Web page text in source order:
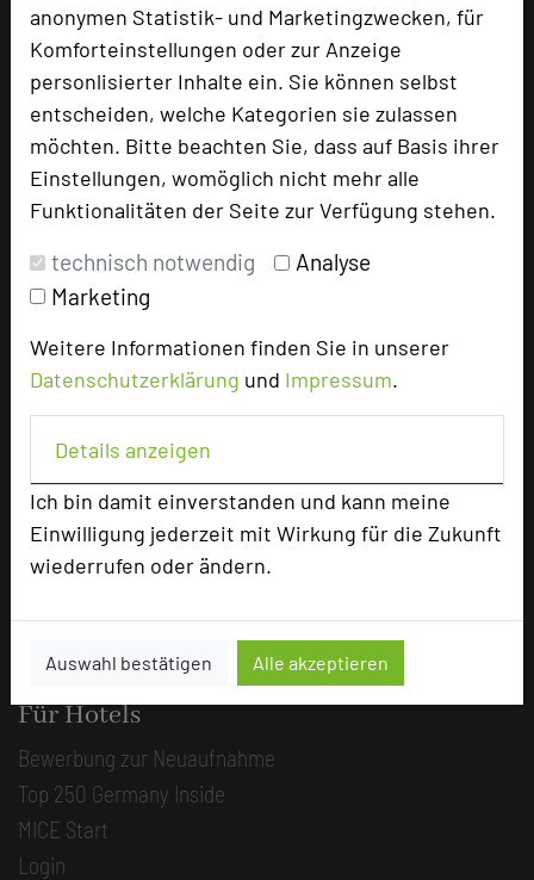
anonymen Statistik- und Marketingzwecken, für
Komforteinstellungen oder zur Anzeige
personlisierter Inhalte ein. Sie können selbst
entscheiden, welche Kategorien sie zulassen
möchten. Bitte beachten Sie, dass auf Basis ihrer
Einstellungen, womöglich nicht mehr alle
Funktionalitäten der Seite zur Verfügung stehen.
technisch notwendig
Analyse
Marketing
Weitere Informationen finden Sie in unserer
Datenschutzerklärung und Impressum.
Details anzeigen
Ich bin damit einverstanden und kann meine
Einwilligung jederzeit mit Wirkung für die Zukunft
wiederrufen oder ändern.
Auswahl bestätigen Alle akzeptieren
Bestes Tagungshotel 2026
Top Tagungshotelier
Branchentreff
TOP 250 Hall of Fame
Bilder der Preisverleihung
Beliebte Suchlisten
Profisuche
Seminar
Konferenz
Klausur
Event
Kreativformate
Ansprechpartner
Für Hotels
Bewerbung zur Neuaufnahme
Top 250 Germany Inside
MICE Start
Login